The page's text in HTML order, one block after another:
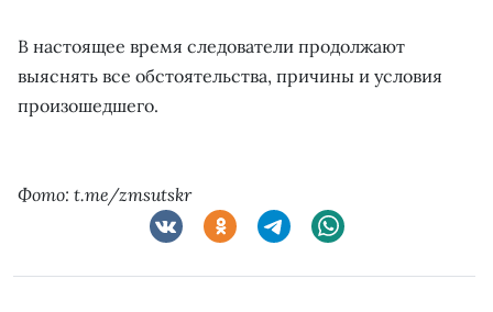
В настоящее время следователи продолжают
выяснять все обстоятельства, причины и условия
произошедшего.
Фото: t.me/zmsutskr